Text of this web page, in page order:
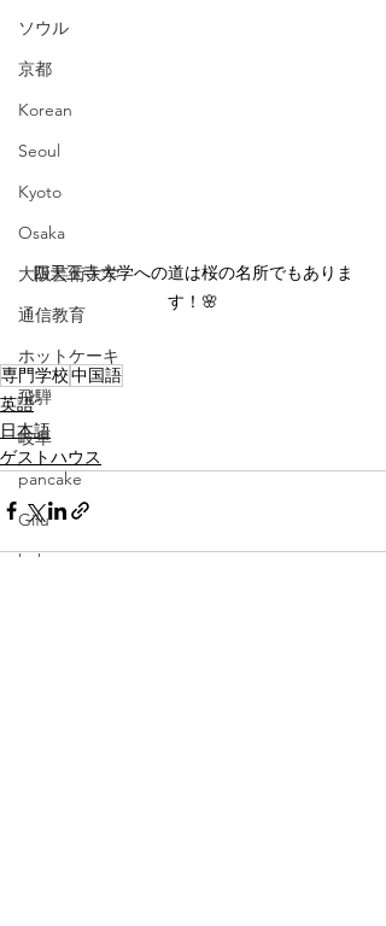
ソウル
京都
Korean
Seoul
Kyoto
Osaka
大阪芸術大学
通信教育
ホットケーキ
飛騨
岐阜
pancake
Gifu
baby
四天王寺大学への道は桜の名所でもありま
す！🌸
専門学校中国語
英語
日本語
ゲストハウス